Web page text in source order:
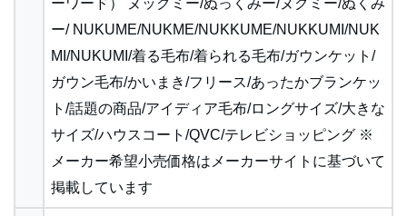
ーワード） ヌックミー/ぬっくみー/ヌクミー/ぬくみ
ー/ NUKUME/NUKME/NUKKUME/NUKKUMI/NUK
MI/NUKUMI/着る毛布/着られる毛布/ガウンケット/
ガウン毛布/かいまき/フリース/あったかブランケッ
ト/話題の商品/アイディア毛布/ロングサイズ/大きな
サイズ/ハウスコート/QVC/テレビショッピング ※
メーカー希望小売価格はメーカーサイトに基づいて
掲載しています